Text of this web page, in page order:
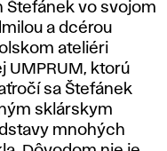
Štefánek vo svojom
a dcérou
ateliéri
UMPRUM, ktorú
sa Štefánek
sklárskym
mnohých